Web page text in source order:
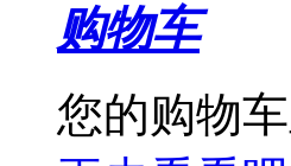
购物车
您的购物